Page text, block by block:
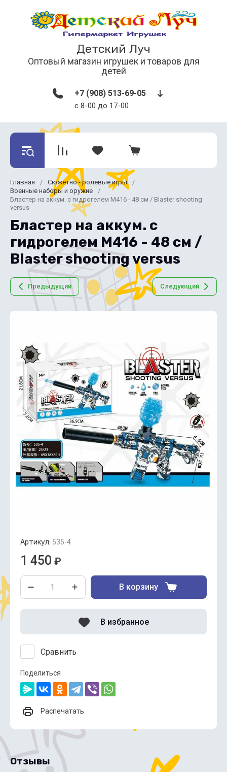
Детский Луч
Оптовый магазин игрушек и товаров для
детей
+7 (908) 513-69-05
с 8-00 до 17-00
Главная / Сюжетно - ролевые игры
/
Военные наборы и оружие
/
Бластер на аккум. с гидрогелем M416 - 48 см / Blaster shooting
versus
Бластер на аккум. с
гидрогелем M416 - 48 см /
Blaster shooting versus
Предыдущий Следующий
Артикул: 535-4
1 450 ₽
В корзину
Сравнить
В избранное
Поделиться
Распечатать
Отзывы